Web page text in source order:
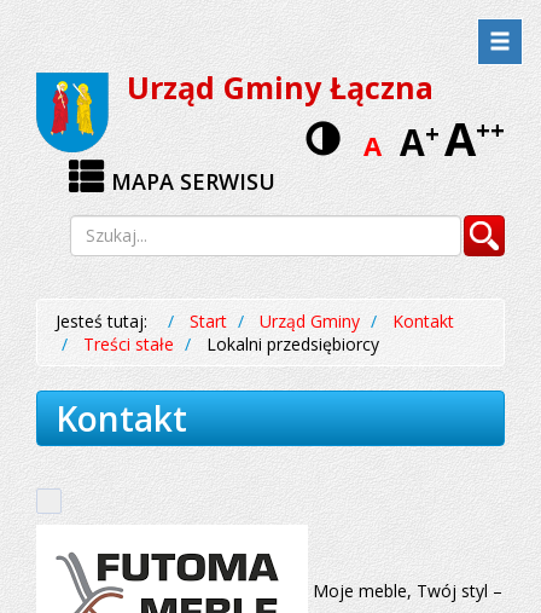
Przejdź
do
menu
Przejdź
do
treści
Urząd Gminy Łączna
A A+A++
Wersja
MAPA SERWISU
Wyszukiwarka Szukaj
Jesteś tutaj: Start Urząd Gminy
Kontakt
Treści stałe
Lokalni przedsiębiorcy
Kontakt
Moje meble, Twój styl –